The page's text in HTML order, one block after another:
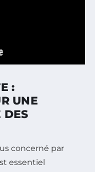
:
UNE
DES
concerné par
essentiel